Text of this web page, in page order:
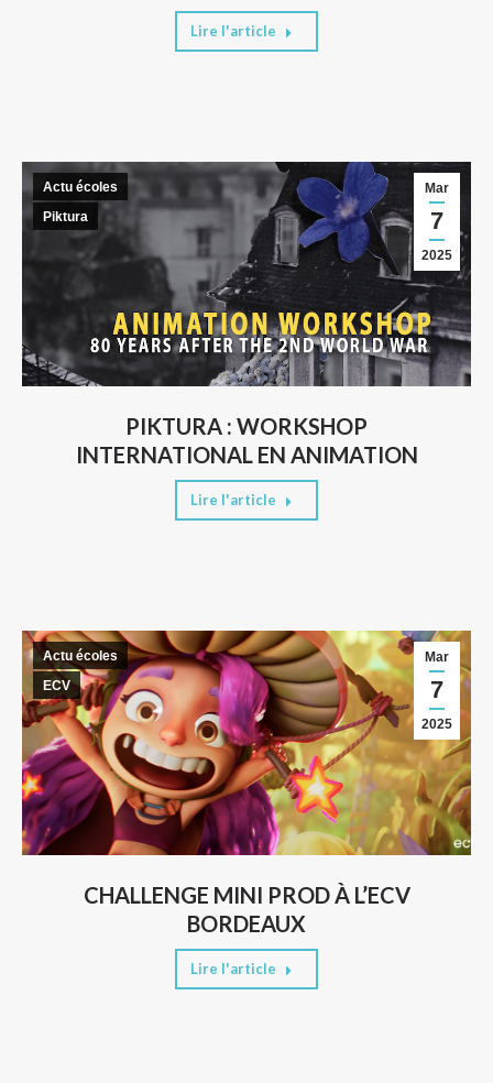
Lire l'article
PIKTURA : WORKSHOP
INTERNATIONAL EN ANIMATION
Mar
7
2025
Actu écoles
Piktura
Lire l'article
CHALLENGE MINI PROD À L’ECV
BORDEAUX
Mar
7
2025
Actu écoles
ECV
Lire l'article